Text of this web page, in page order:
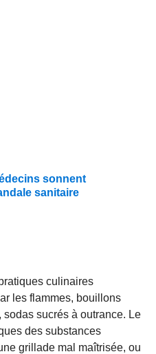
sonnent
sanitaire
culinaires
les flammes, bouillons
sodas sucrés à outrance. Le
des substances
grillade mal maîtrisée, ou